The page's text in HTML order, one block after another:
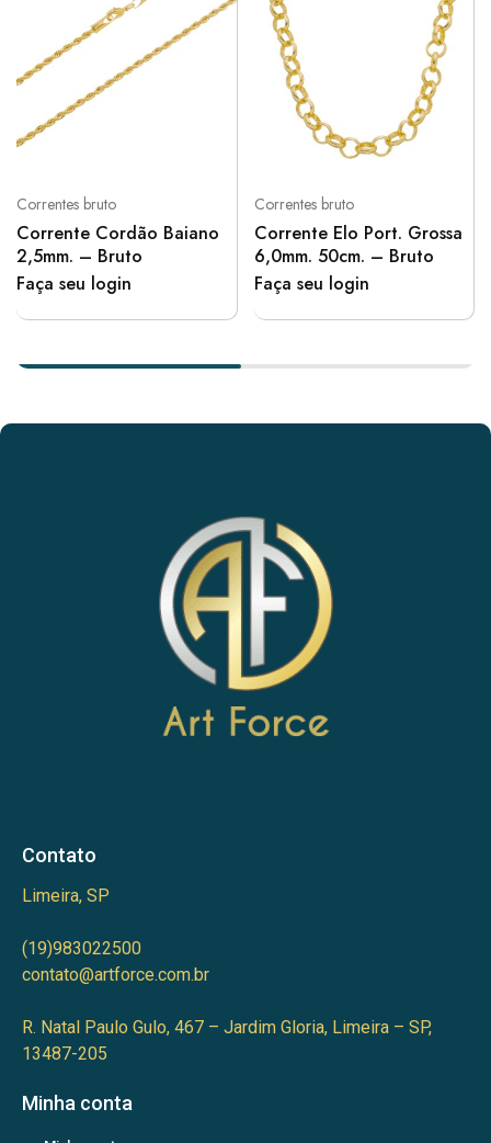
Correntes bruto
Corrente Cordão Baiano
2,5mm. – Bruto
Faça seu login
Correntes bruto
Corrente Elo Port. Grossa
6,0mm. 50cm. – Bruto
Faça seu login
Contato
Limeira, SP
(19)983022500
contato@artforce.com.br
R. Natal Paulo Gulo, 467 – Jardim Gloria, Limeira – SP,
13487-205
Minha conta